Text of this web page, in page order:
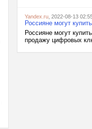
Yandex.ru , 2022-08-13
Россияне могут
Россияне могут
продажу цифровых